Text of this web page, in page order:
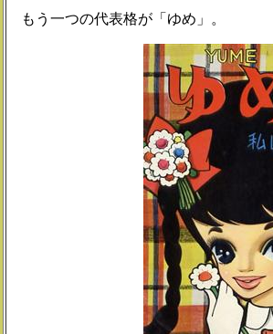
もう一つの代表格が「ゆめ」。